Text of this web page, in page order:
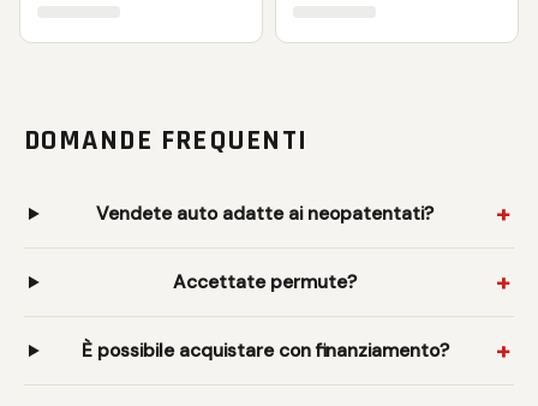
DOMANDE FREQUENTI
Vendete auto adatte ai neopatentati?
Accettate permute?
È possibile acquistare con finanziamento?